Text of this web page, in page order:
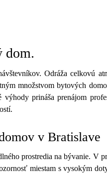
dom.
Odráža celkovú
množstvom bytových
prináša prenájom
v Bratislave
prostredia na bývanie. V
miestam s vysokým